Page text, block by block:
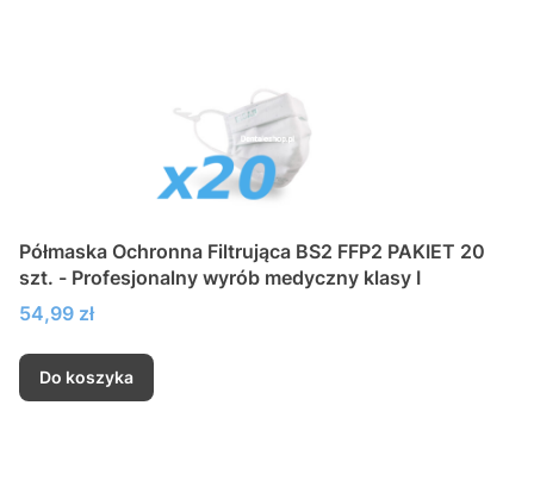
Półmaska Ochronna Filtrująca BS2 FFP2 PAKIET 20
szt. - Profesjonalny wyrób medyczny klasy I
Cena
54,99 zł
Do koszyka